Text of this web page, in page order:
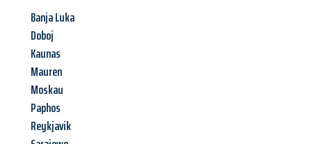
Banja Luka
Doboj
Kaunas
Mauren
Moskau
Paphos
Reykjavik